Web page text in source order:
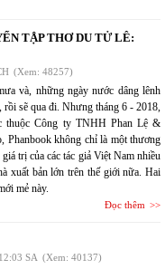
TẬP THƠ DU TỬ LÊ:
(Xem: 48257)
và, những ngày nước dâng lênh
rồi sẽ qua đi. Nhưng tháng 6 - 2018,
thuộc Công ty TNHH Phan Lệ &
Phanbook không chỉ là một thương
trị của các tác giả Việt Nam nhiều
xuất bản lớn trên thế giới nữa. Hai
mẻ này.
Đọc thêm
12:03 SA (Xem: 40137)